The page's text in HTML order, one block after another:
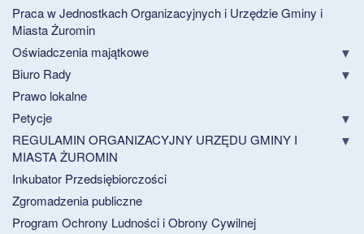
Praca w Jednostkach Organizacyjnych i Urzędzie Gminy i
Miasta Żuromin
Oświadczenia majątkowe
Biuro Rady
Prawo lokalne
Petycje
REGULAMIN ORGANIZACYJNY URZĘDU GMINY I
MIASTA ŻUROMIN
Inkubator Przedsiębiorczości
Zgromadzenia publiczne
Program Ochrony Ludności i Obrony Cywilnej